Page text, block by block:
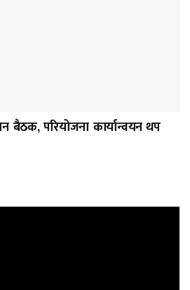
बैठक, परियोजना कार्यान्वयन थप